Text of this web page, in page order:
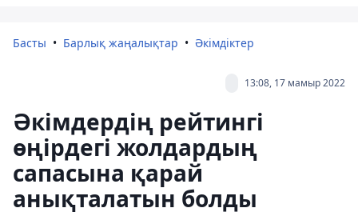
Басты Барлық жаңалықтар Әкімдіктер
13:08, 17 мамыр 2022
Әкімдердің рейтингі
өңірдегі жолдардың
сапасына қарай
анықталатын болды